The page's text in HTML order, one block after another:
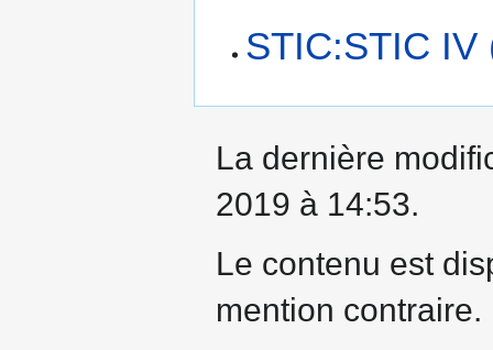
STIC:STIC IV
La dernière
2019 à 14:53.
Le contenu est
mention contraire.